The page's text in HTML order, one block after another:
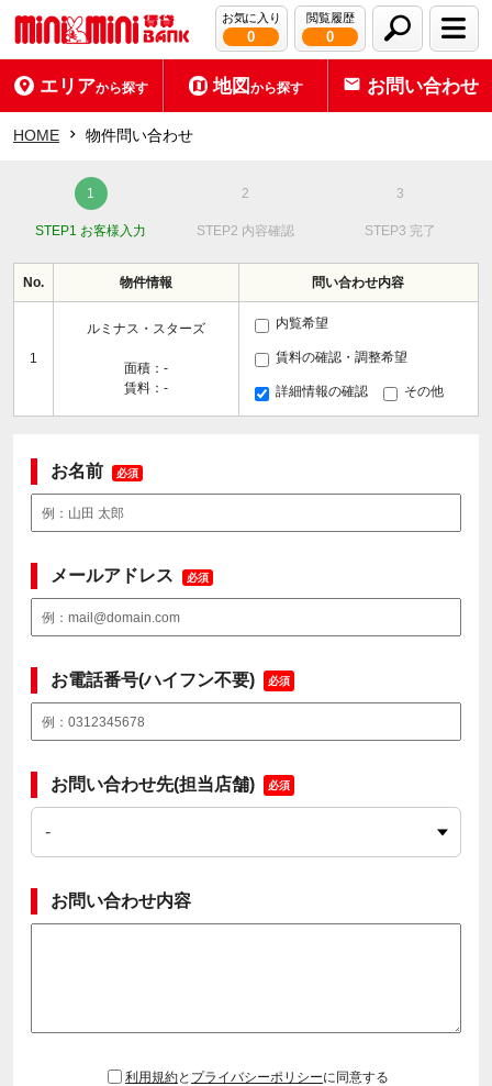
お気に入り
0
閲覧履歴
0
エリアから探す 地図から探す お問い合わせ
HOME 物件問い合わせ
STEP1 お客様入力 STEP2 内容確認 STEP3 完了
No. 物件情報 問い合わせ内容
1
ルミナス・スターズ
面積：-
賃料：-
内覧希望
賃料の確認・調整希望
詳細情報の確認 その他
お名前 必須
メールアドレス 必須
お電話番号(ハイフン不要) 必須
お問い合わせ先(担当店舗) 必須
お問い合わせ内容
利用規約と プライバシーポリシーに同意する